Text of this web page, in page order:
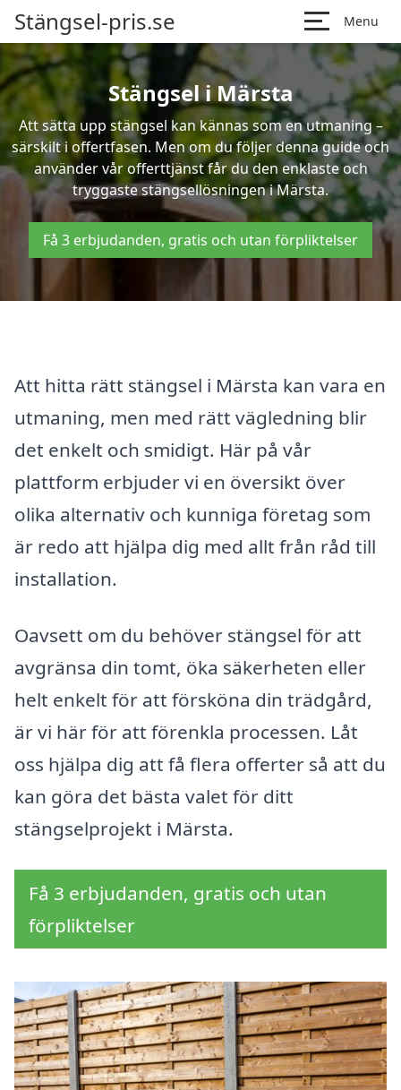
Stängsel-pris.se Menu
Stängsel i Märsta
Att sätta upp stängsel kan kännas som en utmaning –
särskilt i offertfasen. Men om du följer denna guide och
använder vår offerttjänst får du den enklaste och
tryggaste stängsellösningen i Märsta.
Få 3 erbjudanden, gratis och utan förpliktelser
Att hitta rätt stängsel i Märsta kan vara en
utmaning, men med rätt vägledning blir
det enkelt och smidigt. Här på vår
plattform erbjuder vi en översikt över
olika alternativ och kunniga företag som
är redo att hjälpa dig med allt från råd till
installation.
Oavsett om du behöver stängsel för att
avgränsa din tomt, öka säkerheten eller
helt enkelt för att försköna din trädgård,
är vi här för att förenkla processen. Låt
oss hjälpa dig att få flera offerter så att du
kan göra det bästa valet för ditt
stängselprojekt i Märsta.
Få 3 erbjudanden, gratis och utan
förpliktelser